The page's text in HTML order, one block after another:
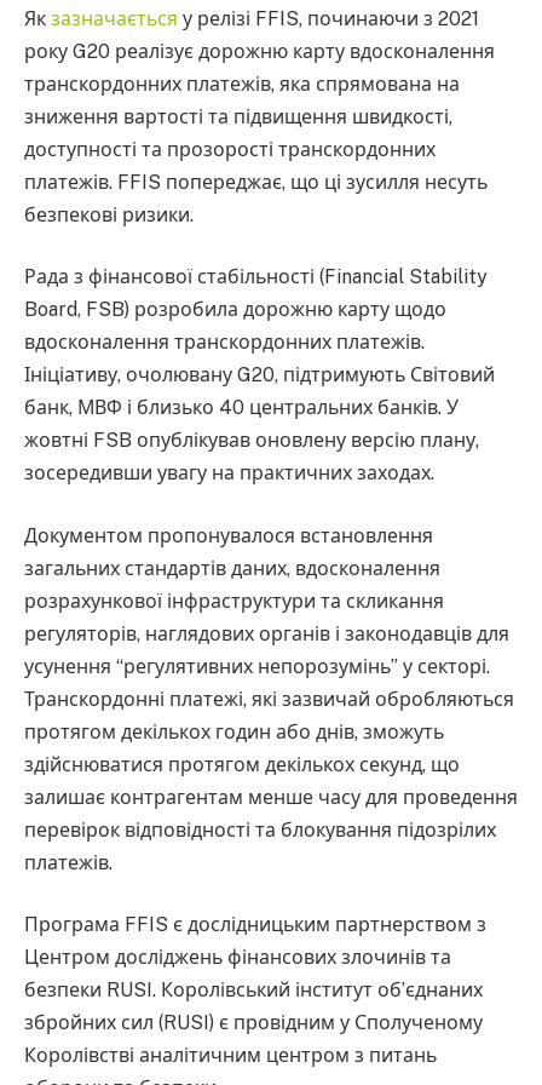
Як зазначається у релізі FFIS, починаючи з 2021
року G20 реалізує дорожню карту вдосконалення
транскордонних платежів, яка спрямована на
зниження вартості та підвищення швидкості,
доступності та прозорості транскордонних
платежів. FFIS попереджає, що ці зусилля несуть
безпекові ризики.
Рада з фінансової стабільності (Financial Stability
Board, FSB) розробила дорожню карту щодо
вдосконалення транскордонних платежів.
Ініціативу, очолювану G20, підтримують Світовий
банк, МВФ і близько 40 центральних банків. У
жовтні FSB опублікував оновлену версію плану,
зосередивши увагу на практичних заходах.
Документом пропонувалося встановлення
загальних стандартів даних, вдосконалення
розрахункової інфраструктури та скликання
регуляторів, наглядових органів і законодавців для
усунення “регулятивних непорозумінь” у секторі.
Транскордонні платежі, які зазвичай обробляються
протягом декількох годин або днів, зможуть
здійснюватися протягом декількох секунд, що
залишає контрагентам менше часу для проведення
перевірок відповідності та блокування підозрілих
платежів.
Програма FFIS є дослідницьким партнерством з
Центром досліджень фінансових злочинів та
безпеки RUSI. Королівський інститут об’єднаних
збройних сил (RUSI) є провідним у Сполученому
Королівстві аналітичним центром з питань